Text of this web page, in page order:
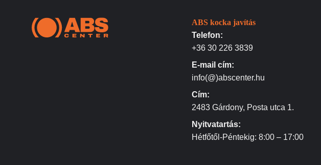
ABS kocka javítás
Telefon:
+36 30 226 3839
E-mail cím:
info(@)abscenter.hu
Cím:
2483 Gárdony, Posta utca 1.
Nyitvatartás:
Hétfőtől-Péntekig: 8:00 – 17:00